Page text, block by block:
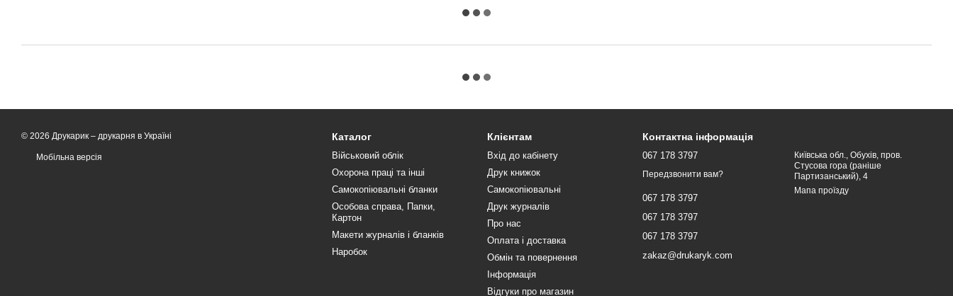
© 2026 Друкарик – друкарня в Україні
Мобільна версія
Каталог
Військовий облік
Охорона праці та інші
Самокопіювальні бланки
Особова справа, Папки,
Картон
Макети журналів і бланків
Наробок
Клієнтам
Вхід до кабінету
Друк книжок
Самокопіювальні
Друк журналів
Про нас
Оплата і доставка
Обмін та повернення
Інформація
Відгуки про магазин
Контактна інформація
067 178 3797
Передзвонити вам?
067 178 3797
067 178 3797
067 178 3797
zakaz@drukaryk.com
Київська обл., Обухів, пров.
Стусова гора (раніше
Партизанський), 4
Мапа проїзду